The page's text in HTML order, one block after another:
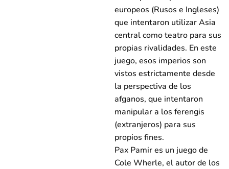
europeos (Rusos e Ingleses)
que intentaron utilizar Asia
central como teatro para sus
propias rivalidades. En este
juego, esos imperios son
vistos estrictamente desde
la perspectiva de los
afganos, que intentaron
manipular a los ferengis
(extranjeros) para sus
propios fines.
Pax Pamir es un juego de
Cole Wherle, el autor de los